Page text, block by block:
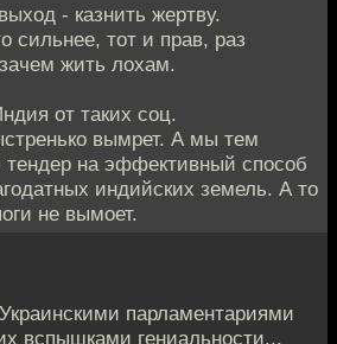
- казнить жертву.
сильнее, тот и прав, раз
жить лохам.
от таких соц.
вымрет. А мы тем
на эффективный способ
индийских земель. А то
не вымоет.
парламентариями
вспышками гениальности...